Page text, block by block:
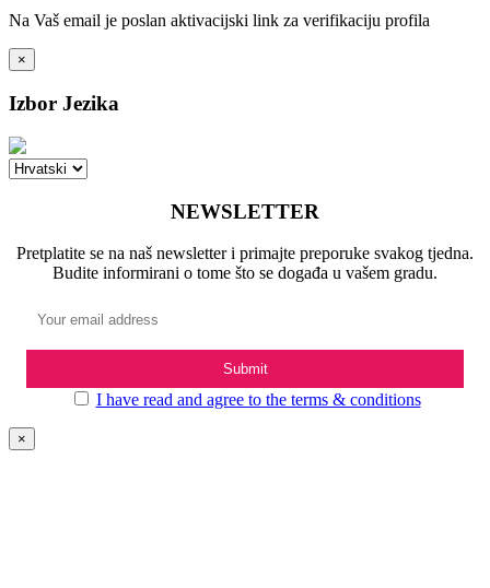
Na Vaš email je poslan aktivacijski link za verifikaciju profila
×
Izbor Jezika
NEWSLETTER
Pretplatite se na naš newsletter i primajte preporuke svakog tjedna.
Budite informirani o tome što se događa u vašem gradu.
I have read and agree to the terms & conditions
×